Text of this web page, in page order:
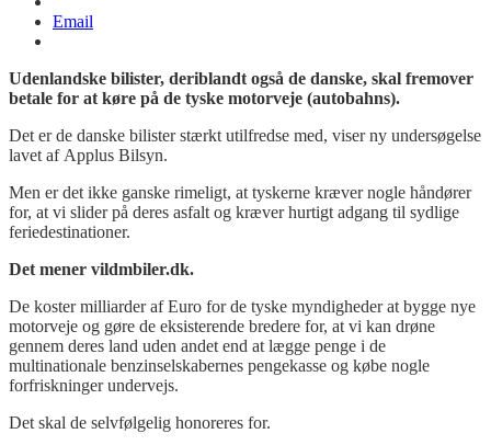
Email
Udenlandske bilister, deriblandt også de danske, skal fremover
betale for at køre på de tyske motorveje (autobahns).
Det er de danske bilister stærkt utilfredse med, viser ny undersøgelse
lavet af Applus Bilsyn.
Men er det ikke ganske rimeligt, at tyskerne kræver nogle håndører
for, at vi slider på deres asfalt og kræver hurtigt adgang til sydlige
feriedestinationer.
Det mener vildmbiler.dk.
De koster milliarder af Euro for de tyske myndigheder at bygge nye
motorveje og gøre de eksisterende bredere for, at vi kan drøne
gennem deres land uden andet end at lægge penge i de
multinationale benzinselskabernes pengekasse og købe nogle
forfriskninger undervejs.
Det skal de selvfølgelig honoreres for.